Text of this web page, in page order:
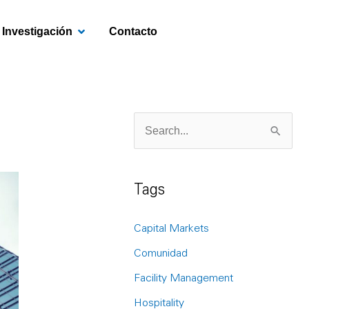
Investigación OPEN INVESTIGACIÓN
Contacto
a
c
h
Tags
Capital Markets
Comunidad
Facility Management
Hospitality